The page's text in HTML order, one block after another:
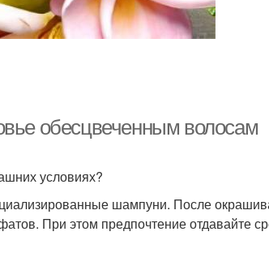
обесцвеченным волосам
условиях?
шампуни. После
При этом предпочтение отдавайте